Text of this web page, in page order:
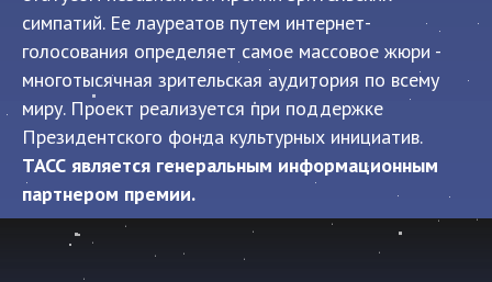
симпатий. Ее лауреатов путем интернет-
голосования определяет самое массовое жюри -
многотысячная зрительская аудитория по всему
миру. Проект реализуется при поддержке
Президентского фонда культурных инициатив.
ТАСС является генеральным информационным
партнером премии.